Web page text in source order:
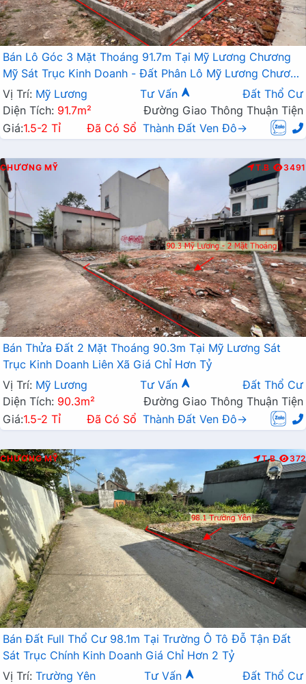
Bán Lô Góc 3 Mặt Thoáng 91.7m Tại Mỹ Lương Chương
Mỹ Sát Trục Kinh Doanh - Đất Phân Lô Mỹ Lương Chương
Mỹ
Vị Trí: Mỹ Lương Tư Vấn
Đất Thổ Cư
Diện Tích: 91.7m²
Đường Giao Thông Thuận Tiện
Giá:1.5-2 Tỉ Đã Có Sổ Thành Đất Ven Đô→
CHƯƠNG MỸ T.B 3491
Bán Thửa Đất 2 Mặt Thoáng 90.3m Tại Mỹ Lương Sát
Trục Kinh Doanh Liên Xã Giá Chỉ Hơn Tỷ
Vị Trí: Mỹ Lương Tư Vấn
Đất Thổ Cư
Diện Tích: 90.3m²
Đường Giao Thông Thuận Tiện
Giá:1.5-2 Tỉ Đã Có Sổ Thành Đất Ven Đô→
CHƯƠNG MỸ T.B 372
Bán Đất Full Thổ Cư 98.1m Tại Trường Ô Tô Đỗ Tận Đất
Sát Trục Chính Kinh Doanh Giá Chỉ Hơn 2 Tỷ
Vị Trí: Trường Yên Tư Vấn
Đất Thổ Cư